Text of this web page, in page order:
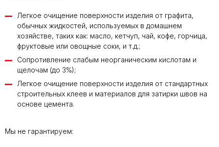
Легкое очищение поверхности изделия от графита,
обычных жидкостей, используемых в домашнем
хозяйстве, таких как: масло, кетчуп, чай, кофе, горчица,
фруктовые или овощные соки, и т.д.;
Сопротивление слабым неорганическим кислотам и
щелочам (до 3%);
Легкое очищение поверхности изделия от стандартных
строительных клеев и материалов для затирки швов на
основе цемента.
Мы не гарантируем: